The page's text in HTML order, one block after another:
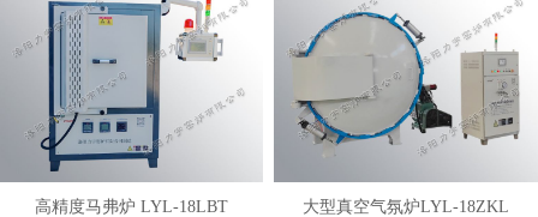
高精度马弗炉 LYL-18LBT 大型真空气氛炉LYL-18ZKL